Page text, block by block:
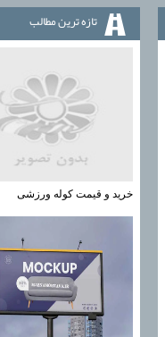
تازه ترين مطالب
خرید و قیمت کوله ورزشی